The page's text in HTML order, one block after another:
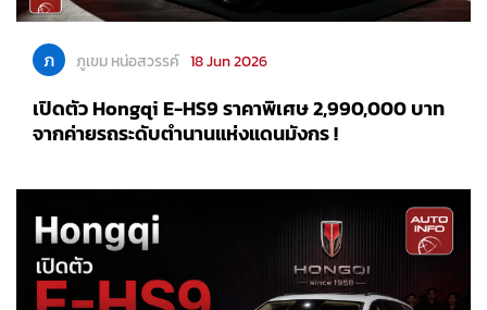
ภ ภูเขม หน่อสวรรค์ 18 Jun 2026
เปิดตัว Hongqi E-HS9 ราคาพิเศษ 2,990,000 บาท
จากค่ายรถระดับตำนานแห่งแดนมังกร !